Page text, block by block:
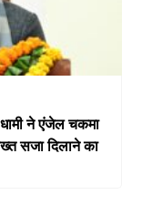
ने एंजेल चकमा
सजा दिलाने का